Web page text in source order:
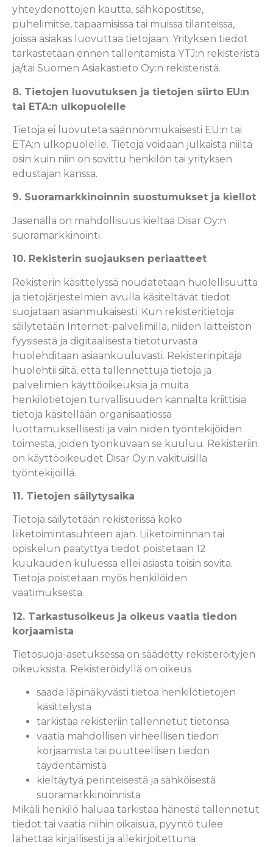
yhteydenottojen kautta, sähköpostitse,
puhelimitse, tapaamisissa tai muissa tilanteissa,
joissa asiakas luovuttaa tietojaan. Yrityksen tiedot
tarkastetaan ennen tallentamista YTJ:n rekisteristä
ja/tai Suomen Asiakastieto Oy:n rekisteristä.
8. Tietojen luovutuksen ja tietojen siirto EU:n
tai ETA:n ulkopuolelle
Tietoja ei luovuteta säännönmukaisesti EU:n tai
ETA:n ulkopuolelle. Tietoja voidaan julkaista niiltä
osin kuin niin on sovittu henkilön tai yrityksen
edustajan kanssa.
9. Suoramarkkinoinnin suostumukset ja kiellot
Jäsenällä on mahdollisuus kieltää Disar Oy:n
suoramarkkinointi.
10. Rekisterin suojauksen periaatteet
Rekisterin käsittelyssä noudatetaan huolellisuutta
ja tietojärjestelmien avulla käsiteltävät tiedot
suojataan asianmukaisesti. Kun rekisteritietoja
säilytetään Internet-palvelimilla, niiden laitteiston
fyysisestä ja digitaalisesta tietoturvasta
huolehditaan asiaankuuluvasti. Rekisterinpitäjä
huolehtii siitä, että tallennettuja tietoja ja
palvelimien käyttöoikeuksia ja muita
henkilötietojen turvallisuuden kannalta kriittisiä
tietoja käsitellään organisaatiossa
luottamuksellisesti ja vain niiden työntekijöiden
toimesta, joiden työnkuvaan se kuuluu. Rekisteriin
on käyttöoikeudet Disar Oy:n vakituisilla
työntekijöillä.
11. Tietojen säilytysaika
Tietoja säilytetään rekisterissä koko
liiketoimintasuhteen ajan. Liiketoiminnan tai
opiskelun päätyttyä tiedot poistetaan 12
kuukauden kuluessa ellei asiasta toisin sovita.
Tietoja poistetaan myös henkilöiden
vaatimuksesta.
12. Tarkastusoikeus ja oikeus vaatia tiedon
korjaamista
Tietosuoja-asetuksessa on säädetty rekisteröityjen
oikeuksista. Rekisteröidyllä on oikeus
saada läpinäkyvästi tietoa henkilötietojen
käsittelystä
tarkistaa rekisteriin tallennetut tietonsa
vaatia mahdollisen virheellisen tiedon
korjaamista tai puutteellisen tiedon
täydentämistä
kieltäytyä perinteisestä ja sähköisestä
suoramarkkinoinnista
Mikäli henkilö haluaa tarkistaa hänestä tallennetut
tiedot tai vaatia niihin oikaisua, pyyntö tulee
lähettää kirjallisesti ja allekirjoitettuna